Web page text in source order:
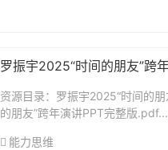
罗振宇2025“时间的朋友”跨
资源目录：罗振宇2025“时间的
的朋友”跨年演讲PPT完整版.pdf...
能力思维